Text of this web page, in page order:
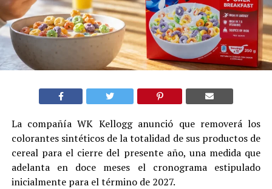
La compañía WK Kellogg anunció que removerá los
colorantes sintéticos de la totalidad de sus productos de
cereal para el cierre del presente año, una medida que
adelanta en doce meses el cronograma estipulado
inicialmente para el término de 2027.